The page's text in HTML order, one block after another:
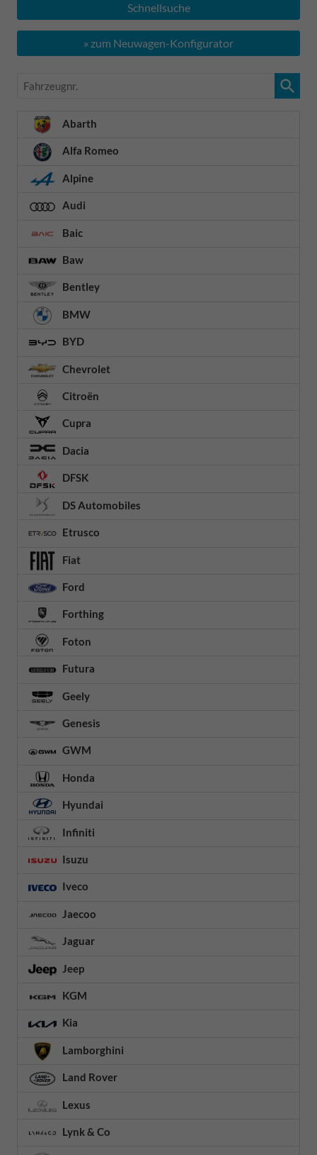
Schnellsuche
» zum Neuwagen-Konfigurator
Fahrzeugnr.
Abarth
Alfa Romeo
Alpine
Audi
Baic
Baw
Bentley
BMW
BYD
Chevrolet
Citroën
Cupra
Dacia
DFSK
DS Automobiles
Etrusco
Fiat
Ford
Forthing
Foton
Futura
Geely
Genesis
GWM
Honda
Hyundai
Infiniti
Isuzu
Iveco
Jaecoo
Jaguar
Jeep
KGM
Kia
Lamborghini
Land Rover
Lexus
Lynk & Co